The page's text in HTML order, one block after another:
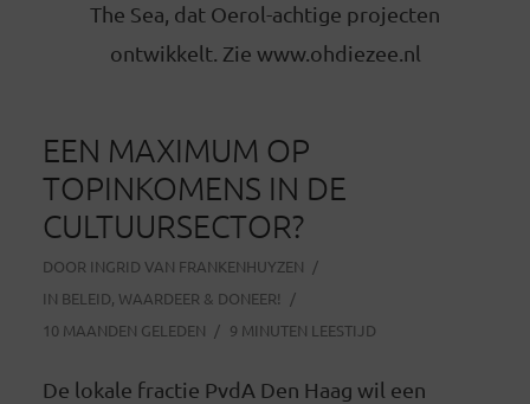
The Sea, dat Oerol-achtige projecten
ontwikkelt. Zie www.ohdiezee.nl
EEN MAXIMUM OP
TOPINKOMENS IN DE
CULTUURSECTOR?
DOOR INGRID VAN FRANKENHUYZEN
IN BELEID, WAARDEER & DONEER!
10 MAANDEN GELEDEN
9 MINUTEN LEESTIJD
De lokale fractie PvdA Den Haag wil een